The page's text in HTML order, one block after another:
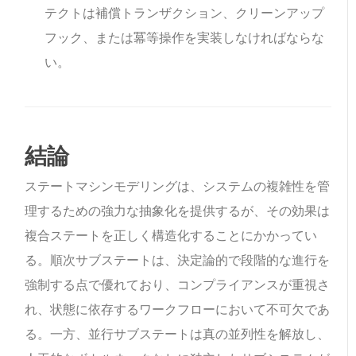
テクトは補償トランザクション、クリーンアップ
フック、または冪等操作を実装しなければならな
い。
結論
ステートマシンモデリングは、システムの複雑性を管
理するための強力な抽象化を提供するが、その効果は
複合ステートを正しく構造化することにかかってい
る。順次サブステートは、決定論的で段階的な進行を
強制する点で優れており、コンプライアンスが重視さ
れ、状態に依存するワークフローにおいて不可欠であ
る。一方、並行サブステートは真の並列性を解放し、